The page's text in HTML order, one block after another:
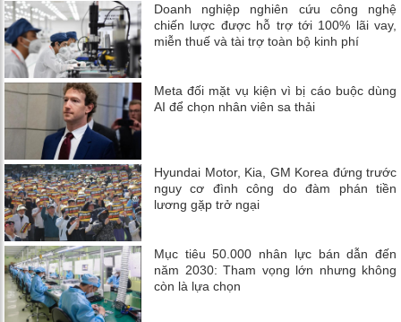
Doanh nghiệp nghiên cứu công nghệ
chiến lược được hỗ trợ tới 100% lãi vay,
miễn thuế và tài trợ toàn bộ kinh phí
Meta đối mặt vụ kiện vì bị cáo buộc dùng
AI để chọn nhân viên sa thải
Hyundai Motor, Kia, GM Korea đứng trước
nguy cơ đình công do đàm phán tiền
lương gặp trở ngại
Mục tiêu 50.000 nhân lực bán dẫn đến
năm 2030: Tham vọng lớn nhưng không
còn là lựa chọn